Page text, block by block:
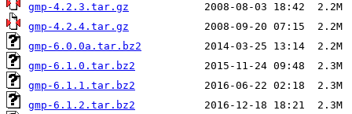
gmp-4.2.3.tar.gz
gmp-4.2.4.tar.gz
gmp-6.0.0a.tar.bz2
gmp-6.1.0.tar.bz2
gmp-6.1.1.tar.bz2
gmp-6.1.2.tar.bz2